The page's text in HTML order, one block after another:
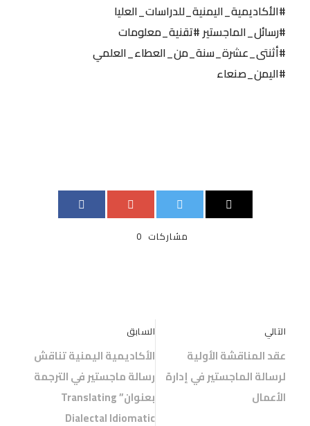
#الأكاديمية_اليمنية_للدراسات_العليا
#رسائل_الماجستير#تقنية_معلومات
#أثنتى_عشرة_سنة_من_العطاء_العلمي
#اليمن_صنعاء
0 مشاركات
السابق
الأكاديمية اليمنية تناقش
رسالة ماجستير في الترجمة
بعنوان” Translating
Dialectal Idiomatic
التالي
عقد المناقشة الأولية
لرسالة الماجستير في إدارة
الأعمال